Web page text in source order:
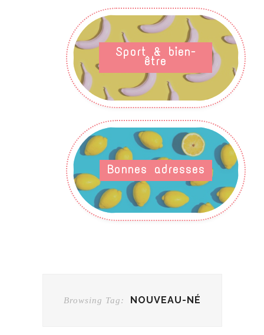
Sport & bien-
être
Bonnes adresses
Browsing Tag: NOUVEAU-NÉ